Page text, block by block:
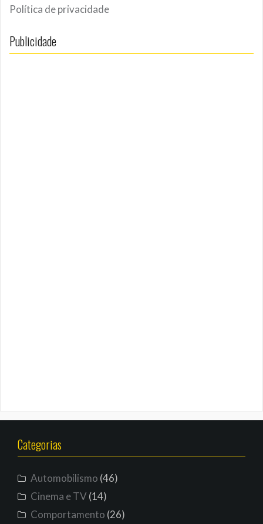
Política de privacidade
Publicidade
Categorias
Automobilismo (46)
Cinema e TV(14)
Comportamento (26)